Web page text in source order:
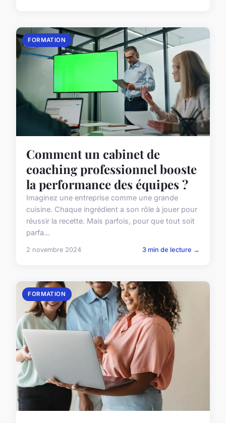
FORMATION
Comment un cabinet de
coaching professionnel booste
la performance des équipes ?
Imaginez une entreprise comme une grande
cuisine. Chaque ingrédient a son rôle à jouer pour
réussir la recette. Mais parfois, pour que tout soit
parfa...
2 novembre 2024 3 min de lecture →
FORMATION